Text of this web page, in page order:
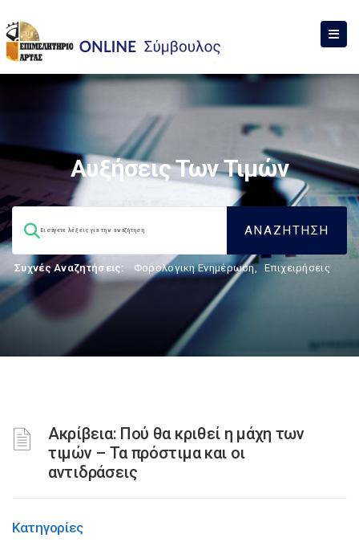
Αυξήσεις Των Τιμών
Συχνές Αναζητήσεις: Φορολογικη Ενημέρωση, Επιχειρήσεις
Ακρίβεια: Πού θα κριθεί η μάχη των
τιμών – Τα πρόστιμα και οι
αντιδράσεις
Κατηγορίες